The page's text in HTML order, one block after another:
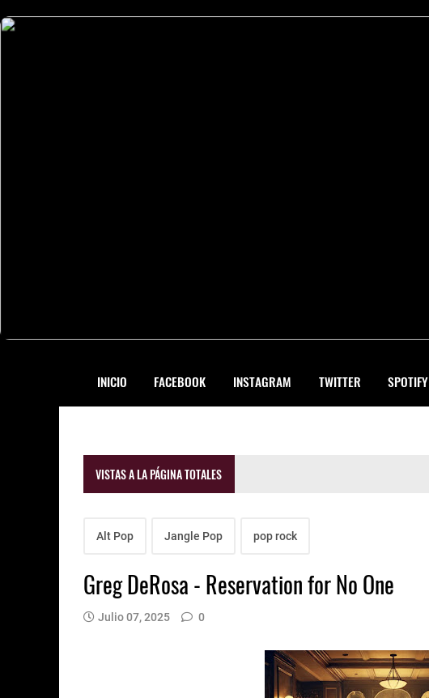
INICIO FACEBOOK INSTAGRAM TWITTER SPOTIFY
VISTAS A LA PÁGINA TOTALES
Alt Pop Jangle Pop pop rock
Greg DeRosa - Reservation for No One
Julio 07, 2025 0